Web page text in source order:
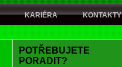
KARIÉRA KONTAKTY
POTŘEBUJETE
PORADIT?